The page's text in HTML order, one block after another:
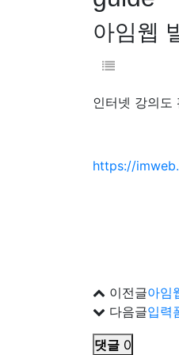
아임웹
인터넷 강의도
https://
이전글아임
다음글입력
댓글 0